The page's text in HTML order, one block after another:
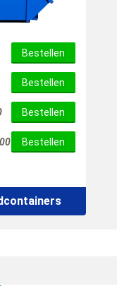
Bestellen
Bestellen
Bestellen
Bestellen